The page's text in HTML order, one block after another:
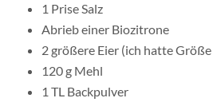
1 Prise Salz
Abrieb einer Biozitrone
2 größere Eier (ich hatte Größe
120 g Mehl
1 TL Backpulver